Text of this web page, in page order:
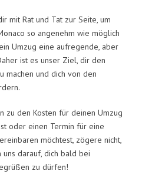
mit Rat und Tat zur Seite, um
so angenehm wie möglich
Umzug eine aufregende, aber
ist es unser Ziel, dir den
machen und dich von den
zu den Kosten für deinen Umzug
oder einen Termin für eine
möchtest, zögere nicht,
darauf, dich bald bei
zu dürfen!